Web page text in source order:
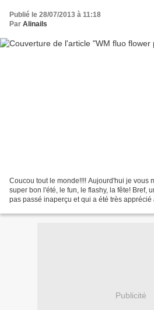
Publié le 28/07/2013 à 11:18
Par Alinails
Coucou tout le monde!!!! Aujourd'hui je vous
super bon l'été, le fun, le flashy, la fête! Bref,
pas passé inaperçu et qui a été très
Publicité